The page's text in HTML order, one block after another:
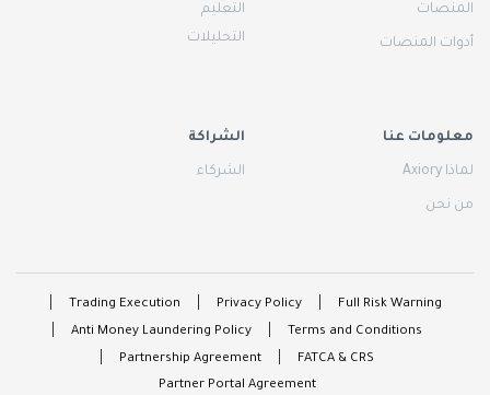
المنصات
أدوات المنصات
التعليم
التحليلات
معلومات عنا
لماذا Axiory
من نحن
الشراكة
الشركاء
Full Risk Warning
Privacy Policy
Trading Execution
Terms and Conditions
Anti Money Laundering Policy
FATCA & CRS
Partnership Agreement
Partner Portal Agreement